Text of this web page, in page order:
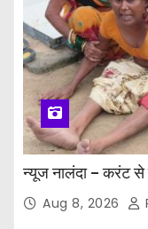
न्यूज नालंदा – करंट
Aug 8, 2026